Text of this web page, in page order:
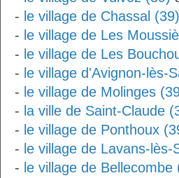
- le village de Chassal (39)
- le village de Les
- le village de Les
- le village d'Avignon-lès-
- le village de Molinges
- la ville de Saint-Claude
- le village de Ponthoux
- le village de Lavans-lès-
- le village de Bellecombe